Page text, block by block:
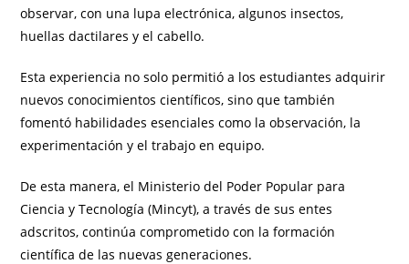
observar, con una lupa electrónica, algunos insectos,
huellas dactilares y el cabello.
Esta experiencia no solo permitió a los estudiantes adquirir
nuevos conocimientos científicos, sino que también
fomentó habilidades esenciales como la observación, la
experimentación y el trabajo en equipo.
De esta manera, el Ministerio del Poder Popular para
Ciencia y Tecnología (Mincyt), a través de sus entes
adscritos, continúa comprometido con la formación
científica de las nuevas generaciones.